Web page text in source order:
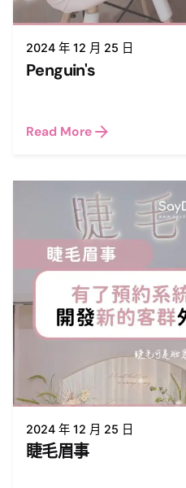
2024 年 12 月 25 日
Penguin's
Read More
2024 年 12 月 25 日
睫毛眉事